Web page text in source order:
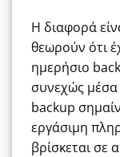
Η διαφορά
θεωρούν ότι
ημερήσιο
συνεχώς
backup
εργάσιμη
βρίσκεται σε